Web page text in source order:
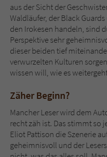
aus der Sicht der
Waldläufer, der Black
den Irokesen handeln, sind
Perspektive sehr
dieser beiden tief
verwurzelten Kulturen
wissen will, wie es
Zäher Beginn?
Mancher Leser wird dem
recht zäh ist. Das stimmt so
Eliot Pattison die Szenerie
geheimnisvoll und der